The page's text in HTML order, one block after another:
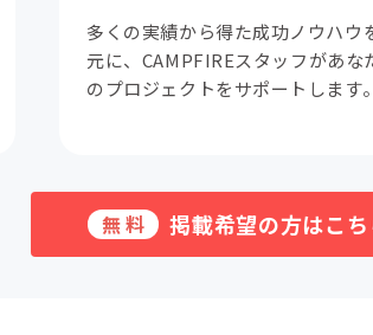
多くの実績から得た成功ノウハウ
元に、CAMPFIREスタッフがあな
のプロジェクトをサポートします。
無料 掲載希望の方はこち